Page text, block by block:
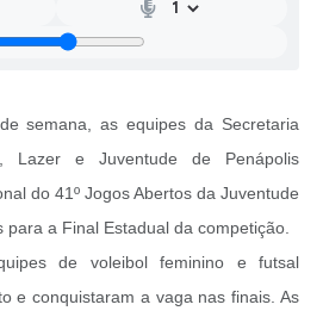
semana, as equipes da Secretaria
Lazer e Juventude de Penápolis
do 41º Jogos Abertos da Juventude
a Final Estadual da competição.
de voleibol feminino e futsal
e conquistaram a vaga nas finais. As